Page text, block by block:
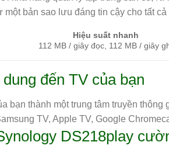
bản sao lưu đáng tin cậy cho tất
Hiệu suất nhanh
112 MB / giây đọc, 112 MB / giây
đến TV của bạn
bạn thành một trung tâm truyền thông
TV, Apple TV, Google
DS218play